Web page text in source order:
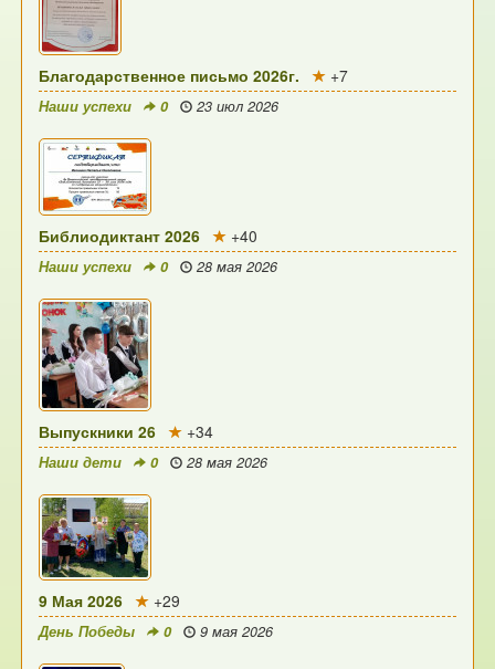
Благодарственное письмо 2026г. +7
Наши успехи 0 23 июл 2026
Библиодиктант 2026 +40
Наши успехи 0 28 мая 2026
Выпускники 26 +34
Наши дети 0 28 мая 2026
9 Мая 2026 +29
День Победы 0 9 мая 2026